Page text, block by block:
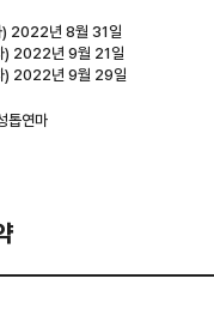
) 2022년 8월 31일
) 2022년 9월 21일
) 2022년 9월 29일
톱연마